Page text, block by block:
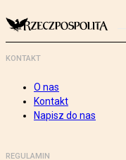
KONTAKT
O nas
Kontakt
Napisz do nas
REGULAMIN